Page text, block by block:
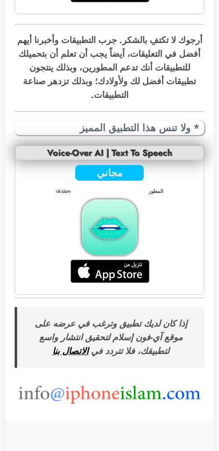
أرجوك لا تكتفِ بالشكر. جرب التطبيقات وأخبرنا أيهم
أفضل في التعليقات، أيضاً يجب أن تعلم أن بتحميلك
للتطبيقات أنك تدعم المطورين، وبذلك ينتجون
تطبيقات أفضل لك ولأولادك؛ وبذلك تزدهر صناعة
التطبيقات.
* ولا تنس هذا التطبيق المميز
Voice-Over AI | Text To Speech
مجاني
المطور i4islam
إذا كان لديك تطبيق وترغب في عرضه على
موقع آي-فون إسلام لتحقيق انتشار واسع
لتطبيقك، فلا تتردد فيالاتصال بنا